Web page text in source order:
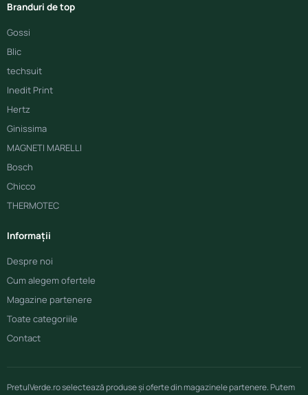
Branduri de top
Gossi
Blic
techsuit
Inedit Print
Hertz
Ginissima
MAGNETI MARELLI
Bosch
Chicco
THERMOTEC
Informații
Despre noi
Cum alegem ofertele
Magazine partenere
Toate categoriile
Contact
PretulVerde.ro selectează produse și oferte din magazinele partenere. Putem